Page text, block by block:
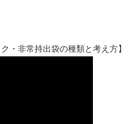
・非常持出袋の種類と考え方】